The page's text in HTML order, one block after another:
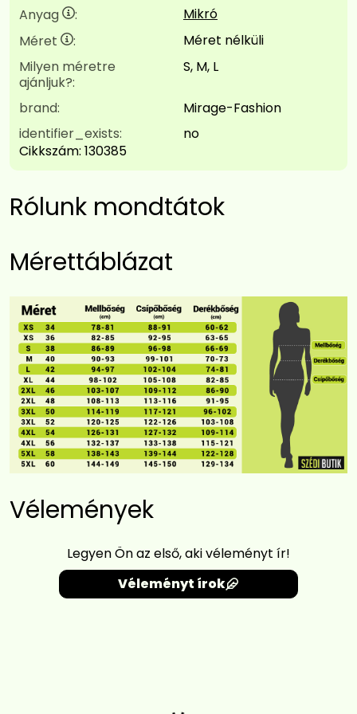
Anyag :
Mikró
Méret
:
Méret nélküli
Milyen méretre
ajánljuk?:
S, M, L
brand:
Mirage-Fashion
identifier_exists:
no
Cikkszám: 130385
Rólunk mondtátok
Mérettáblázat
Vélemények
Legyen Ön az első, aki véleményt ír!
Véleményt írok